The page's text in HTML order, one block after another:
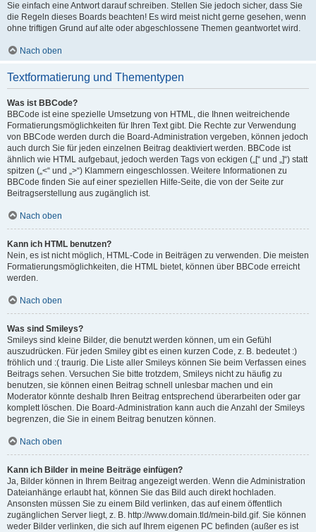
Sie einfach eine Antwort darauf schreiben. Stellen Sie jedoch sicher, dass Sie
die Regeln dieses Boards beachten! Es wird meist nicht gerne gesehen, wenn
ohne triftigen Grund auf alte oder abgeschlossene Themen geantwortet wird.
Nach oben
Textformatierung und Thementypen
Was ist BBCode?
BBCode ist eine spezielle Umsetzung von HTML, die Ihnen weitreichende
Formatierungsmöglichkeiten für Ihren Text gibt. Die Rechte zur Verwendung
von BBCode werden durch die Board-Administration vergeben, können jedoch
auch durch Sie für jeden einzelnen Beitrag deaktiviert werden. BBCode ist
ähnlich wie HTML aufgebaut, jedoch werden Tags von eckigen („[“ und „]“) statt
spitzen („<“ und „>“) Klammern eingeschlossen. Weitere Informationen zu
BBCode finden Sie auf einer speziellen Hilfe-Seite, die von der Seite zur
Beitragserstellung aus zugänglich ist.
Nach oben
Kann ich HTML benutzen?
Nein, es ist nicht möglich, HTML-Code in Beiträgen zu verwenden. Die meisten
Formatierungsmöglichkeiten, die HTML bietet, können über BBCode erreicht
werden.
Nach oben
Was sind Smileys?
Smileys sind kleine Bilder, die benutzt werden können, um ein Gefühl
auszudrücken. Für jeden Smiley gibt es einen kurzen Code, z. B. bedeutet :)
fröhlich und :( traurig. Die Liste aller Smileys können Sie beim Verfassen eines
Beitrags sehen. Versuchen Sie bitte trotzdem, Smileys nicht zu häufig zu
benutzen, sie können einen Beitrag schnell unlesbar machen und ein
Moderator könnte deshalb Ihren Beitrag entsprechend überarbeiten oder gar
komplett löschen. Die Board-Administration kann auch die Anzahl der Smileys
begrenzen, die Sie in einem Beitrag benutzen können.
Nach oben
Kann ich Bilder in meine Beiträge einfügen?
Ja, Bilder können in Ihrem Beitrag angezeigt werden. Wenn die Administration
Dateianhänge erlaubt hat, können Sie das Bild auch direkt hochladen.
Ansonsten müssen Sie zu einem Bild verlinken, das auf einem öffentlich
zugänglichen Server liegt, z. B. http://www.domain.tld/mein-bild.gif. Sie können
weder Bilder verlinken, die sich auf Ihrem eigenen PC befinden (außer es ist